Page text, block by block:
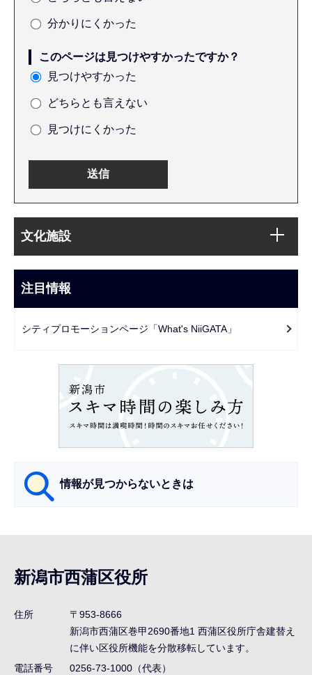
分かりにくかった
このページは見つけやすかったですか？
見つけやすかった
どちらとも言えない
見つけにくかった
文
こ
ま
で
ブ
ビ
ー
文化施設
注目情報
シティプロモーションページ「What's NiiGATA」
情報が見つからないときは
ナ
ビ
ゲ
ョ
新潟市西蒲区役所
住所
〒953-8666
新潟市西蒲区巻甲2690番地1 西蒲区役所庁舎建替え
に伴い区役所機能を分散移転しています。
電話番号
0256-73-1000（代表）